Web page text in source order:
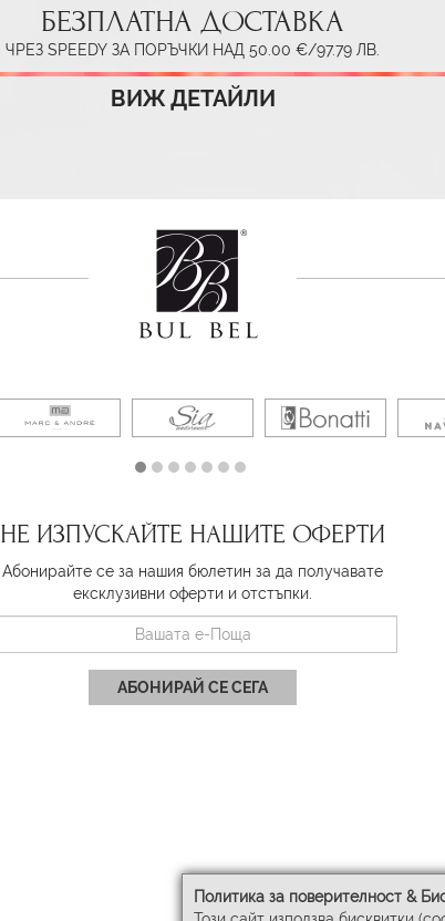
Политика за поверителност &
БЕЗПЛАТНА ДОСТАВКА
ЧРЕЗ SPEEDY ЗА ПОРЪЧКИ НАД 50.00 €/97.79 ЛВ.
ВИЖ ДЕТАЙЛИ
НЕ ИЗПУСКАЙТЕ НАШИТЕ ОФЕРТИ
Абонирайте се за нашия бюлетин за да получавате
ексклузивни оферти и отстъпки.
АБОНИРАЙ СЕ СЕГА